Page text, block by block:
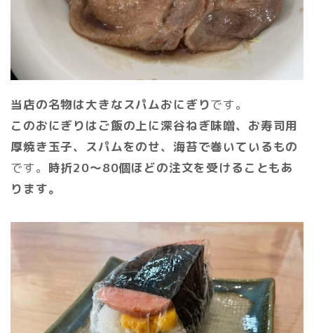
当店の名物は大きなスパムおにぎりです。
このおにぎりはご飯の上に深谷ねぎ味噌、お寿司用
厚焼き玉子、スパムをのせ、海苔で巻いているもの
です。 時折20〜80個ほどの注文を受けることもあ
ります。